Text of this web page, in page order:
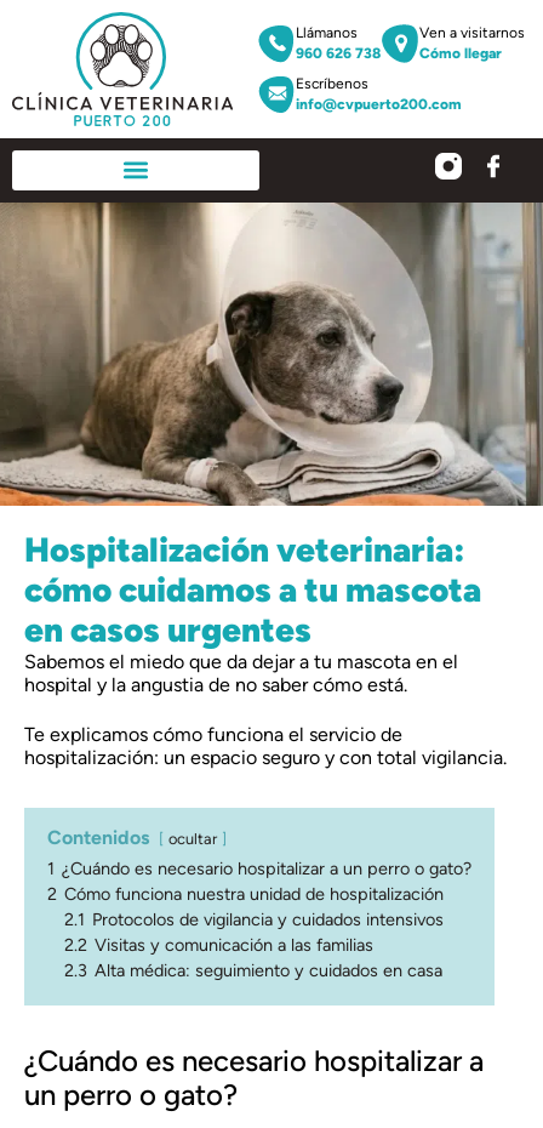
Llámanos
960 626 738
Ven a visitarnos
Cómo llegar
Escríbenos
info@cvpuerto200.com
Hospitalización veterinaria:
cómo cuidamos a tu mascota
en casos urgentes
Sabemos el miedo que da dejar a tu mascota en el
hospital y la angustia de no saber cómo está.
Te explicamos cómo funciona el servicio de
hospitalización: un espacio seguro y con total vigilancia.
Contenidos ocultar
1 ¿Cuándo es necesario hospitalizar a un perro o gato?
2 Cómo funciona nuestra unidad de hospitalización
2.1 Protocolos de vigilancia y cuidados intensivos
2.2 Visitas y comunicación a las familias
2.3 Alta médica: seguimiento y cuidados en casa
¿Cuándo es necesario hospitalizar a
un perro o gato?